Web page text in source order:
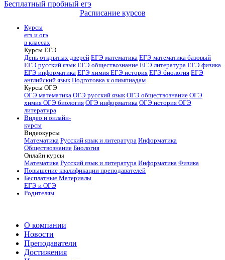
Бесплатный пробный егэ
Расписание курсов
Курсы
егэ и огэ
в классах
Курсы ЕГЭ
День открытых дверей ЕГЭ математика ЕГЭ математика базовый
ЕГЭ русский язык ЕГЭ обществознание ЕГЭ литература ЕГЭ физика
ЕГЭ информатика ЕГЭ химия ЕГЭ история ЕГЭ биология ЕГЭ
английский язык Подготовка к олимпиадам
Курсы ОГЭ
ОГЭ математика ОГЭ русский язык ОГЭ обществознание ОГЭ
химия ОГЭ биология ОГЭ информатика ОГЭ история ОГЭ
литература
Видео и онлайн-
курсы
Видеокурсы
Математика Русский язык и литература Информатика
Обществознание Биология
Онлайн курсы
Математика Русский язык и литература Информатика Физика
Повышение квалификации преподавателей
Бесплатные Материалы
ЕГЭ и ОГЭ
Родителям
О компании
Новости
Преподаватели
Достижения